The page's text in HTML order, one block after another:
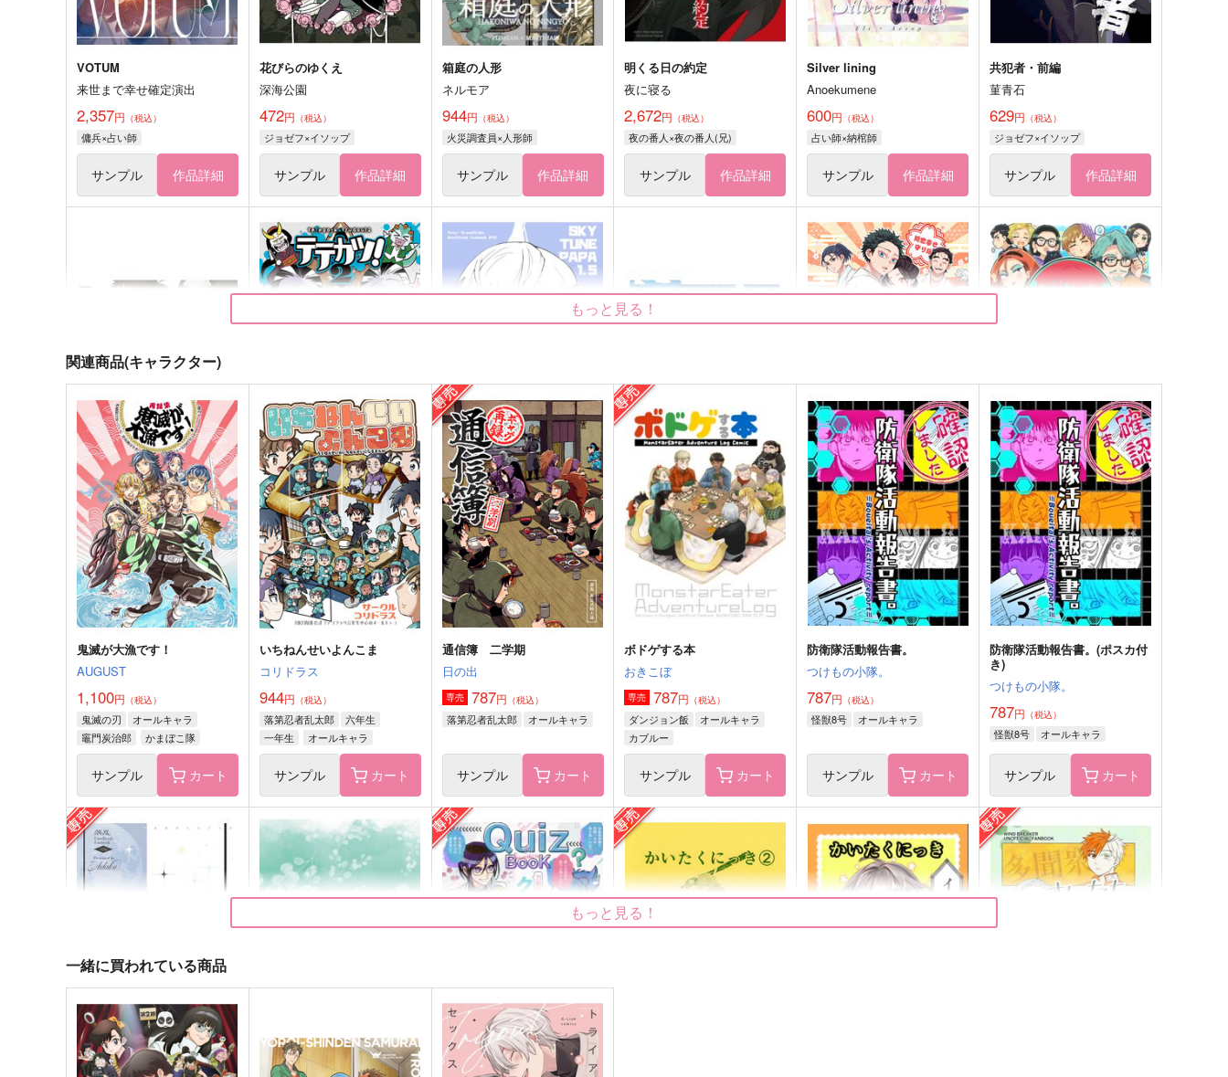
VOTUM
来世まで幸せ確定演出
2,357円 （税込）
傭兵×占い師
サンプル 作品詳細
花びらのゆくえ
深海公園
472円 （税込）
ジョゼフ×イソップ
サンプル 作品詳細
箱庭の人形
ネルモア
944円 （税込）
火災調査員×人形師
サンプル 作品詳細
明くる日の約定
夜に寝る
2,672円 （税込）
夜の番人×夜の番人(兄)
サンプル 作品詳細
Silver lining
Anoekumene
600円 （税込）
占い師×納棺師
サンプル 作品詳細
共犯者・前編
菫青石
629円 （税込）
ジョゼフ×イソップ
サンプル 作品詳細
DAY DREAM
@箱庭
660円（税込）
傭兵×占い師
サンプル 作品詳細
テテカツ！２
TENCAL
536円（税込）
白黒無常
サンプル 作品詳細
SKY TUNE PAPA1.5
メガキノ
472円（税込）
インドラ
サンプル 作品詳細
BLUELOCK WEBLOG
だしのもと
550円（税込）
オールキャラ
サンプル 作品詳細
柱 動きます！！
週末
788円（税込）
オールキャラ
サンプル 作品詳細
狂犬注意。1
7676
1,572円（税込）
オールキャラ
サンプル 作品詳細
夢現にはさせてやらない
サンプル 作品詳細
WEDDING アクリルスタンド
来世まで幸せ確定演出
2,357円（税込）
サンプル 作品詳細
納占でコピキャどうでしょう
クラゲ狂想曲
1,100円（税込）
サンプル 作品詳細
SKY TUNE PAPA
メガキノ
787円（税込）
ほしのしるべ
メガキノ
472円（税込）
目が醒めたら棺の中だった件
２
もっと見る！
関連商品(キャラクター)
鬼滅が大漁です！
AUGUST
1,100円 （税込）
鬼滅の刃
オールキャラ
竈門炭治郎
かまぼこ隊
サンプル カート
いちねんせいよんこま
コリドラス
944円 （税込）
落第忍者乱太郎
六年生
一年生
オールキャラ
サンプル カート
通信簿 二学期
日の出
専売 787円 （税込）
落第忍者乱太郎 オールキャラ
サンプル カート
ボドゲする本
おきこぼ
専売 787円 （税込）
ダンジョン飯
オールキャラ
カブルー
サンプル カート
防衛隊活動報告書。
つけもの小隊。
787円 （税込）
怪獣8号 オールキャラ
サンプル カート
防衛隊活動報告書。(ポスカ付
き)
つけもの小隊。
787円 （税込）
怪獣8号 オールキャラ
サンプル カート
白昼夢 Dream Log '25 刀剣男士のクイズ本
もっと見る！
一緒に買われている商品